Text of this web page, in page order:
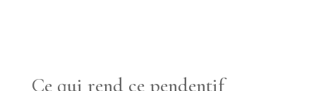
Ce qui rend ce pendentif